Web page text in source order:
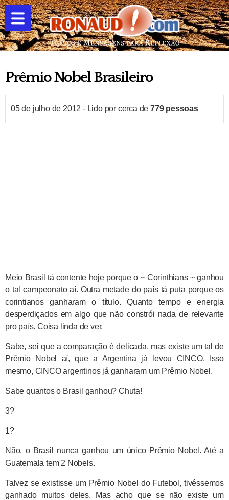
Prêmio Nobel Brasileiro
05 de julho de 2012 - Lido por cerca de779pessoas
Meio Brasil tá contente hoje porque o ~ Corinthians ~ ganhou
o tal campeonato aí. Outra metade do país tá puta porque os
corintianos ganharam o título. Quanto tempo e energia
desperdiçados em algo que não constrói nada de relevante
pro país. Coisa linda de ver.
Sabe, sei que a comparação é delicada, mas existe um tal de
Prêmio Nobel aí, que a Argentina já levou CINCO. Isso
mesmo, CINCO argentinos já ganharam um Prêmio Nobel.
Sabe quantos o Brasil ganhou? Chuta!
3?
1?
Não, o Brasil nunca ganhou um único Prêmio Nobel. Até a
Guatemala tem 2 Nobels.
Talvez se existisse um Prêmio Nobel do Futebol, tivéssemos
ganhado muitos deles. Mas acho que se não existe um